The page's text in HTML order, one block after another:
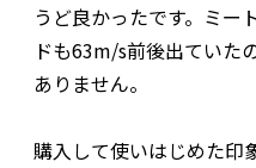
うど良かったです。ミー
ドも63m/s前後出ていた
ありません。
購入して使いはじめた印